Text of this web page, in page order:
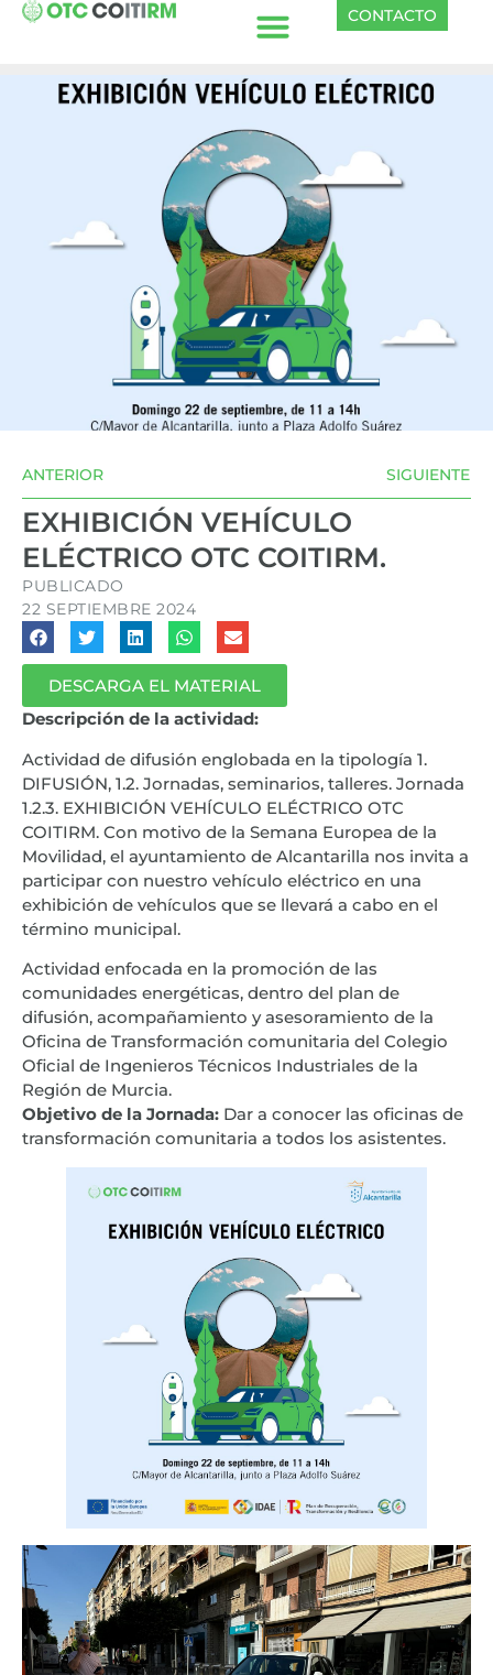
CONTACTO
ANTERIOR SIGUIENTE
EXHIBICIÓN VEHÍCULO
ELÉCTRICO OTC COITIRM.
PUBLICADO
22 SEPTIEMBRE 2024
DESCARGA EL MATERIAL
Descripción de la actividad:
Actividad de difusión englobada en la tipología 1.
DIFUSIÓN, 1.2. Jornadas, seminarios, talleres. Jornada
1.2.3. EXHIBICIÓN VEHÍCULO ELÉCTRICO OTC
COITIRM. Con motivo de la Semana Europea de la
Movilidad, el ayuntamiento de Alcantarilla nos invita a
participar con nuestro vehículo eléctrico en una
exhibición de vehículos que se llevará a cabo en el
término municipal.
Actividad enfocada en la promoción de las
comunidades energéticas, dentro del plan de
difusión, acompañamiento y asesoramiento de la
Oficina de Transformación comunitaria del Colegio
Oficial de Ingenieros Técnicos Industriales de la
Región de Murcia.
Objetivo de la Jornada: Dar a conocer las oficinas de
transformación comunitaria a todos los asistentes.